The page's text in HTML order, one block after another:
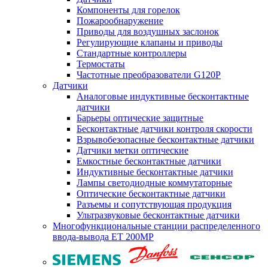
Компоненты для горелок
Пожарообнаружение
Приводы для воздушных заслонок
Регулирующие клапаны и приводы
Стандартные контроллеры
Термостаты
Частотные преобразователи G120P
Датчики
Аналоговые индуктивные бесконтактные
датчики
Барьеры оптические защитные
Бесконтактные датчики контроля скорости
Взрывобезопасные бесконтактные датчики
Датчики метки оптические
Емкостные бесконтактные датчики
Индуктивные бесконтактные датчики
Лампы светодиодные коммутаторные
Оптические бесконтактные датчики
Разъемы и сопутствующая продукция
Ультразвуковые бесконтактные датчики
Многофункциональные станции распределенного
ввода-вывода ET 200MP